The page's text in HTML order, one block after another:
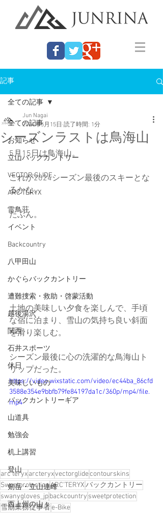
記事
全ての記事
お知らせ
立山バックカントリー
VECTOR GLIDE
ARC'TERYX
雷鳥荘
イベント
Backcountry
八甲田山
かぐらバックカントリー
遭難捜索・救助・啓蒙活動
越後湯沢
関西
石井スポーツ
休日
美味しいもの
バックカントリーギア
山道具
勉強会
机上講習
登山
剱岳・立山連峰
西上州の山々
全ての記事
シーズンラストは鳥海山
Jun Nagai
2024年5月15日 読了時間: 1分
5月15日は鳥海山。
これが2024シーズン最後のスキーとな
るかな。
たぶん。
土地の美味しい夕食を楽しんで、手頃
な宿に泊まり、雪山の気持ち良い斜面
を滑り楽しむ。
シーズン最後に心の洗濯的な鳥海山ト
リップだった。
https://video.wixstatic.com/video/ec44ba_86cfd
3588e354e9bbfb79fe84197da1c/360p/mp4/file.
mp4
arc'teryxarcteryxvectorglidecontourskins
SweetprotectionARC’TERYXバックカントリー
swanygloves_jpbackcountry sweetprotection
雪崩業務従事者e-Bike